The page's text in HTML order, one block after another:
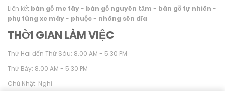
Liên kết:bàn gỗ me tây- bàn gỗ nguyên tấm - bàn gỗ tự nhiên -
phụ tùng xe máy- phuộc- nhông sên dĩa
THỜI GIAN LÀM VIỆC
Thứ Hai đến Thứ Sáu: 8.00 AM - 5.30 PM
Thứ Bảy: 8.00 AM - 5.30 PM
Chủ Nhật: Nghỉ